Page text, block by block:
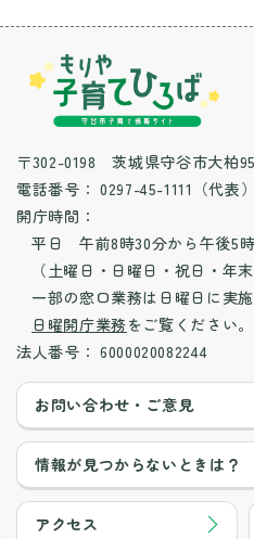
〒302-0198 茨城県守谷市大柏
電話番号： 0297-45-1111（代表）
開庁時間：
平日 午前8時30分から午後5
（土曜日・日曜日・祝日・年
一部の窓口業務は日曜日に実施
日曜開庁業務をご覧ください。
法人番号： 6000020082244
お問い合わせ・ご意見
情報が見つからないときは？
アクセス